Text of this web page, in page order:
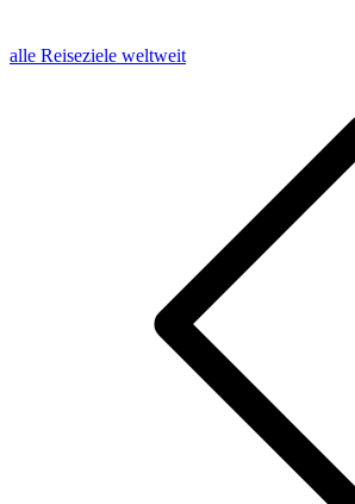
alle Reiseziele weltweit